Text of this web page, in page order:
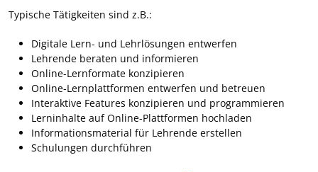
Typische Tätigkeiten sind z.B.:
Digitale Lern- und Lehrlösungen entwerfen
Lehrende beraten und informieren
Online-Lernformate konzipieren
Online-Lernplattformen entwerfen und betreuen
Interaktive Features konzipieren und programmieren
Lerninhalte auf Online-Plattformen hochladen
Informationsmaterial für Lehrende erstellen
Schulungen durchführen